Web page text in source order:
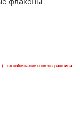
- во избежание отмены распива